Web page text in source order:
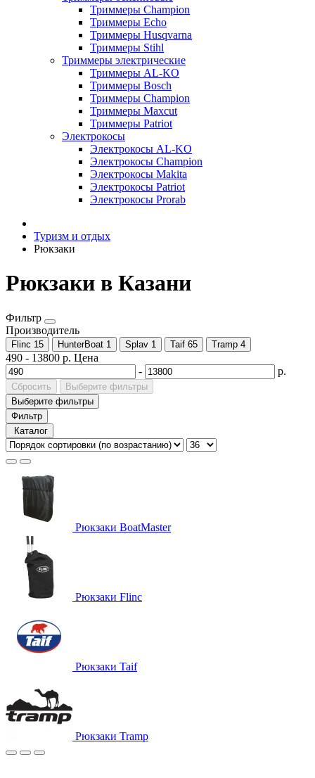
Триммеры Champion
Триммеры Echo
Триммеры Husqvarna
Триммеры Stihl
Триммеры электрические
Триммеры AL-KO
Триммеры Bosch
Триммеры Champion
Триммеры Maxcut
Триммеры Patriot
Электрокосы
Электрокосы AL-KO
Электрокосы Champion
Электрокосы Makita
Электрокосы Patriot
Электрокосы Prorab
Туризм и отдых
Рюкзаки
Рюкзаки в Казани
Фильтр
Производитель
Flinc 15 HunterBoat 1 Splav 1 Taif 65 Tramp 4
490 - 13800 р. Цена
-
р.
Сбросить
Выберите фильтры
Выберите фильтры
Фильтр
Каталог
Рюкзаки BoatMaster
Рюкзаки Flinc
Рюкзаки Taif
Рюкзаки Tramp